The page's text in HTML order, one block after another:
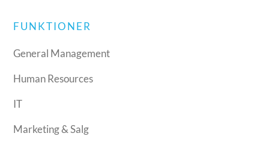
FUNKTIONER
General Management
Human Resources
IT
Marketing & Salg